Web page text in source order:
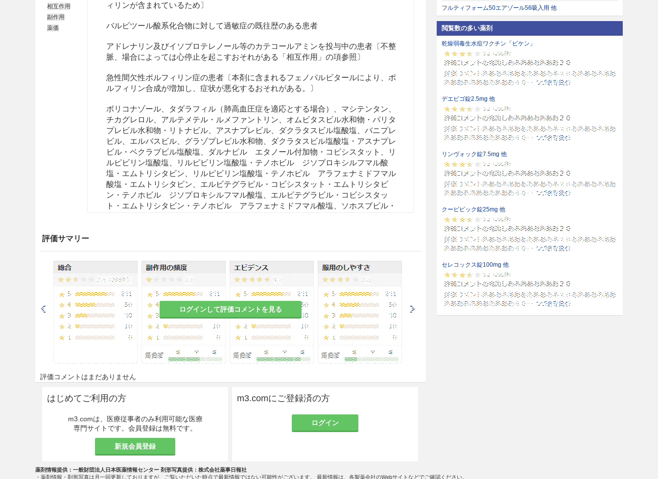
相互作用
副作用
薬価
ィリンが含まれているため〕
バルビツール酸系化合物に対して過敏症の既往歴のある患者
アドレナリン及びイソプロテレノール等のカテコールアミンを投与中の患者〔不整
脈、場合によっては心停止を起こすおそれがある「相互作用」の項参照〕
急性間欠性ポルフィリン症の患者〔本剤に含まれるフェノバルビタールにより、ポ
ルフィリン合成が増加し、症状が悪化するおそれがある。〕
ボリコナゾール、タダラフィル（肺高血圧症を適応とする場合）、マシテンタン、
チカグレロル、アルテメテル・ルメファントリン、オムビタスビル水和物・パリタ
プレビル水和物・リトナビル、アスナプレビル、ダクラタスビル塩酸塩、バニプレ
ビル、エルバスビル、グラゾプレビル水和物、ダクラタスビル塩酸塩・アスナプレ
ビル・ベクラブビル塩酸塩、ダルナビル エタノール付加物・コビシスタット、リ
ルピビリン塩酸塩、リルピビリン塩酸塩・テノホビル ジソプロキシルフマル酸
塩・エムトリシタビン 、リルピビリン塩酸塩・テノホビル アラフェナミドフマル
酸塩・エムトリシタビン 、エルビテグラビル・コビシスタット・エムトリシタビ
ン・テノホビル ジソプロキシルフマル酸塩、エルビテグラビル・コビシスタッ
ト・エムトリシタビン・テノホビル アラフェナミドフマル酸塩 、ソホスブビル・
効能・効果
下記疾患に伴う咳嗽及び気道閉塞症状
気管支喘息、急性気管支炎、慢性気管支炎
用法・容量
通常成人1回1錠を1日1〜2回就寝前又は必要時に経口投与する。
なお、年齢、症状により適宜増減する。
注意事項
重要な基本的注意
心停止を起こすおそれがあるの
で、使用が過度にならないよう注意すること。
眠気、注意力・集中力・反射運動能力等の低下が起こることがあるので、本剤投与
中の患者には自動車の運転等危険を伴う機械の操作に従事させないよう注意するこ
と。
評価サマリー
ログインして評価コメントを見る
評価コメントはまだありません
はじめてご利用の方
m3.comは、医療従事者のみ利用可能な医療
専門サイトです。会員登録は無料です。
新規会員登録
m3.comにご登録済の方
ログイン
フルティフォーム50エアゾール56吸入用 他
閲覧数の多い薬剤
乾燥弱毒生水痘ワクチン「ビケン」
デエビゴ錠2.5mg 他
リンヴォック錠7.5mg 他
クービビック錠25mg 他
セレコックス錠100mg 他
薬剤情報提供：一般財団法人日本医薬情報センター 剤形写真提供：株式会社薬事日報社
・薬剤情報・剤形写真は月一回更新しておりますが、ご覧いただいた時点で最新情報ではない可能性がございます。 最新情報は、各製薬会社のWebサイトなどでご確認ください。